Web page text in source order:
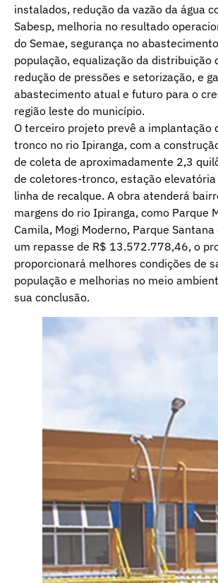
instalados, redução da vazão da água
Sabesp, melhoria no resultado
do Semae, segurança no
população, equalização da distribuição
redução de pressões e setorização, e
abastecimento atual e futuro para o
região leste do município.
O terceiro projeto prevê a implantação
tronco no rio Ipiranga, com a
de coleta de aproximadamente 2,3
de coletores-tronco, estação elevatória
linha de recalque. A obra atenderá
margens do rio Ipiranga, como Parque
Camila, Mogi Moderno, Parque Santana
um repasse de R$ 13.572.778,46, o
proporcionará melhores condições de
população e melhorias no meio
sua conclusão.